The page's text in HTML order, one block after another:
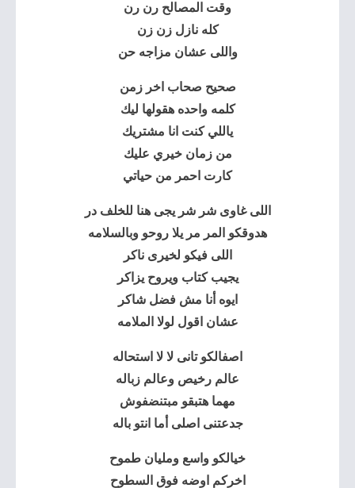
وقت المصالح رن رن
كله نازل زن زن
واللى عشان مزاجه حن
صحيح صحاب اخر زمن
كلمه واحده هقولها ليك
ياللي كنت انا مشتريك
من زمان خيري عليك
كارت احمر من حياتي
اللى غاوى شر شر يجى هنا للخلف در
هدوقكو المر مر يلا روحو وبالسلامه
اللى فيكو لخيرى ناكر
يجيب كتاب ويروح يزاكر
ايوه أنا مش فضل شاكر
عشان اقول لولا الملامه
اصفالكو تانى لا لا استحاله
عالم رخيص وعالم زباله
مهما هتبقو مبتنضفوش
جدعتنى اصلى أما انتو باله
خيالكو واسع ومليان طموح
اخركم اوضه فوق السطوح